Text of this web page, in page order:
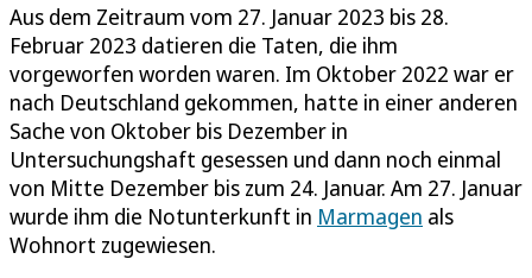
Aus dem Zeitraum vom 27. Januar 2023 bis 28.
Februar 2023 datieren die Taten, die ihm
vorgeworfen worden waren. Im Oktober 2022 war er
nach Deutschland gekommen, hatte in einer anderen
Sache von Oktober bis Dezember in
Untersuchungshaft gesessen und dann noch einmal
von Mitte Dezember bis zum 24. Januar. Am 27. Januar
wurde ihm die Notunterkunft in Marmagen als
Wohnort zugewiesen.